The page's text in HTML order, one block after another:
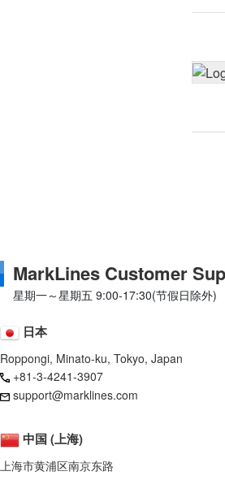
MarkLines Customer
星期一～星期五 9:00-17:30(节假日除外)
日本
Roppongi, Minato-ku, Tokyo, Japan
+81-3-4241-3907
support@marklines.com
中国 (上海)
上海市黄浦区南京东路